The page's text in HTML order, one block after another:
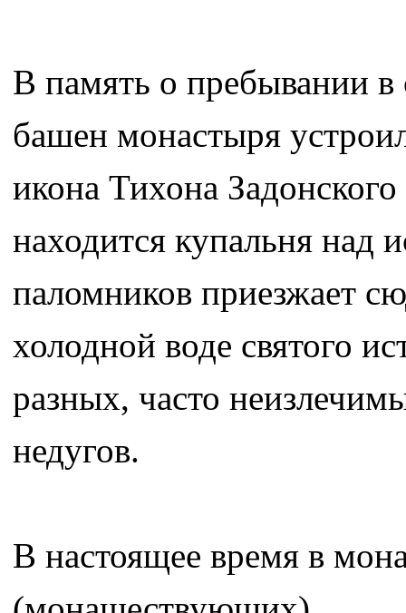
В память о пребывании в
башен монастыря
икона Тихона
находится купальня над
паломников приезжает
холодной воде святого
разных, часто
недугов.
В настоящее время в